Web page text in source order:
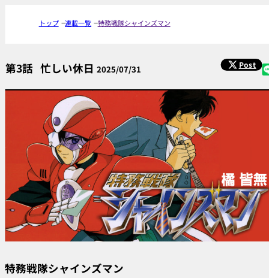
トップ 連載一覧 特務戦隊シャインズマン
第3話 忙しい休日 2025/07/31 Post
特務戦隊シャインズマン